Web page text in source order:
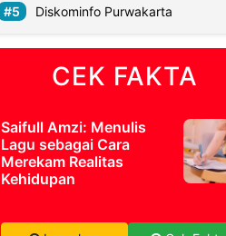
Diskominfo Purwakarta
CEK FAKTA
Saifull Amzi: Menulis
Lagu sebagai Cara
Merekam Realitas
Kehidupan